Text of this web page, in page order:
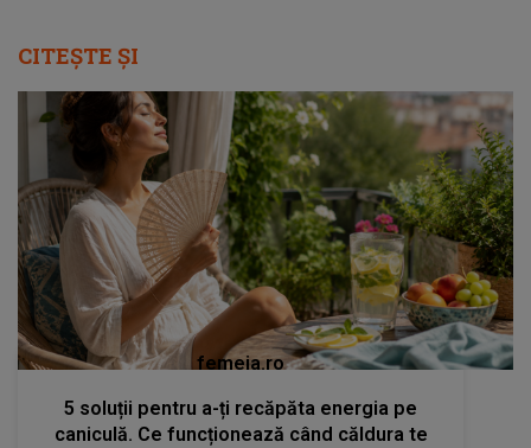
CITEȘTE ȘI
femeia.ro
5 soluții pentru a-ți recăpăta energia pe
caniculă. Ce funcționează când căldura te